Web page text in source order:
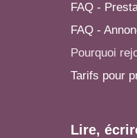
FAQ -
FAQ -
Pourquoi
Tarifs pour
Lire,